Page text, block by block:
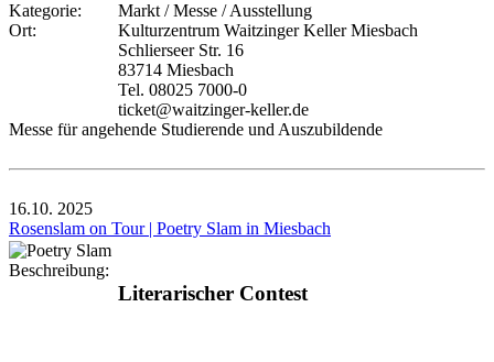
Kategorie:
Markt / Messe / Ausstellung
Ort:
Kulturzentrum Waitzinger Keller Miesbach
Schlierseer Str. 16
83714 Miesbach
Tel. 08025 7000-0
ticket@waitzinger-keller.de
Messe für angehende Studierende und Auszubildende
16.10. 2025
Rosenslam on Tour | Poetry Slam in Miesbach
Beschreibung:
Literarischer Contest